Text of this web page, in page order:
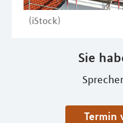
(iStock)
Sie